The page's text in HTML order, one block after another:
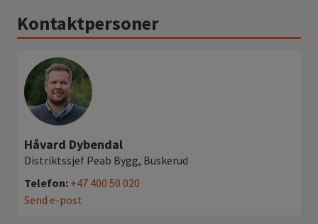
Kontaktpersoner
Håvard Dybendal
Distriktssjef Peab Bygg, Buskerud
Telefon: +47 400 50 020
Send e-post